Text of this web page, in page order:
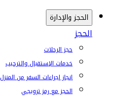
الحجز والإدارة
الحجز
حجز الرحلات
خدمات الإستقبال والترحيب
إنجاز إجراءات السفر من المنزل
الحجز مع رمز ترويجي